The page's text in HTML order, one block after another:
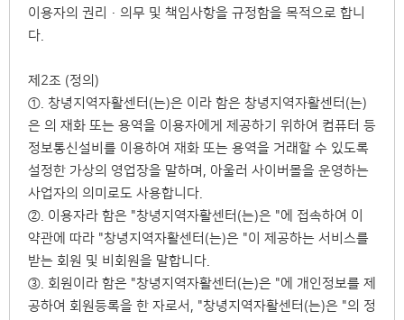
이용자의 권리·의무 및 책임사항을 규정함을 목적으로 합니
다.
제2조 (정의)
①. 창녕지역자활센터(는)은 이라 함은 창녕지역자활센터(는)
은 의 재화 또는 용역을 이용자에게 제공하기 위하여 컴퓨터 등
정보통신설비를 이용하여 재화 또는 용역을 거래할 수 있도록
설정한 가상의 영업장을 말하며, 아울러 사이버몰을 운영하는
사업자의 의미로도 사용합니다.
②. 이용자라 함은 "창녕지역자활센터(는)은 "에 접속하여 이
약관에 따라 "창녕지역자활센터(는)은 "이 제공하는 서비스를
받는 회원 및 비회원을 말합니다.
③. 회원이라 함은 "창녕지역자활센터(는)은 "에 개인정보를 제
공하여 회원등록을 한 자로서, "창녕지역자활센터(는)은 "의 정